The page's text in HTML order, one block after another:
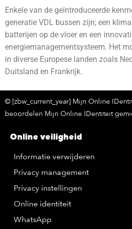
Enkele van de geïntroduceerde
generatie VDL bussen zijn; een
batterijen op de vloer en een
energiemanagementsysteem. Het
in diverse Europese landen zoals
Duitsland en Frankrijk.
© [zbw_current_year] Mijn Online
beoordelen Mijn Online IDentiteit
Online veiligheid
Informatie verwijderen
Privacy management
Privacy instellingen
Online identiteit
WhatsApp